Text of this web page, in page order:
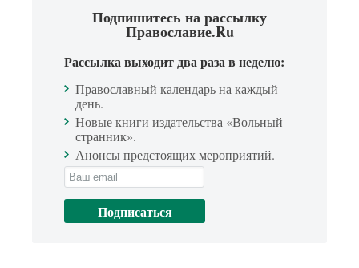
Подпишитесь на рассылку
Православие.Ru
Рассылка выходит два раза в неделю:
Православный календарь на каждый
день.
Новые книги издательства «Вольный
странник».
Анонсы предстоящих мероприятий.